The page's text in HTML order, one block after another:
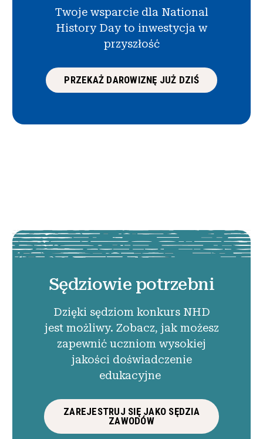
Twoje wsparcie dla National
History Day to inwestycja w
przyszłość
PRZEKAŻ DAROWIZNĘ JUŻ DZIŚ
Sędziowie potrzebni
Dzięki sędziom konkurs NHD
jest możliwy. Zobacz, jak możesz
zapewnić uczniom wysokiej
jakości doświadczenie
edukacyjne
ZAREJESTRUJ SIĘ JAKO SĘDZIA
ZAWODÓW